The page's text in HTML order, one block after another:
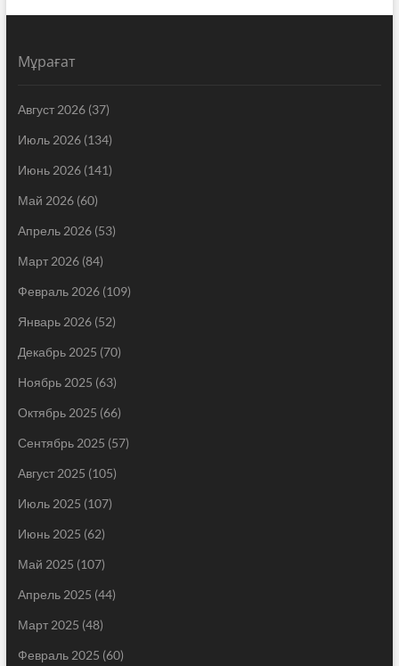
Мұрағат
Август 2026(37)
Июль 2026(134)
Июнь 2026(141)
Май 2026(60)
Апрель 2026(53)
Март 2026(84)
Февраль 2026(109)
Январь 2026(52)
Декабрь 2025 (70)
Ноябрь 2025 (63)
Октябрь 2025 (66)
Сентябрь 2025 (57)
Август 2025 (105)
Июль 2025 (107)
Июнь 2025 (62)
Май 2025 (107)
Апрель 2025 (44)
Март 2025 (48)
Февраль 2025 (60)